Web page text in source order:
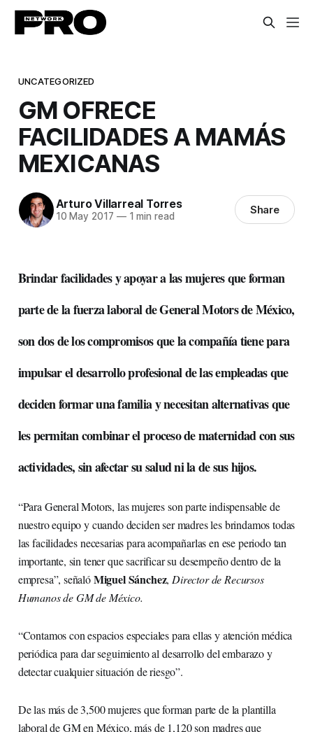
UNCATEGORIZED
GM OFRECE
FACILIDADES A MAMÁS
MEXICANAS
Arturo Villarreal Torres
10 May 2017 —1 min read Share
Brindar facilidades y apoyar a las mujeres que forman
parte de la fuerza laboral de General Motors de México,
son dos de los compromisos que la compañía tiene para
impulsar el desarrollo profesional de las empleadas que
deciden formar una familia y necesitan alternativas que
les permitan combinar el proceso de maternidad con sus
actividades, sin afectar su salud ni la de sus hijos.
“Para General Motors, las mujeres son parte indispensable de
nuestro equipo y cuando deciden ser madres les brindamos todas
las facilidades necesarias para acompañarlas en ese periodo tan
importante, sin tener que sacrificar su desempeño dentro de la
empresa”, señalóMiguel Sánchez, Director de Recursos
Humanos de GM de México.
“Contamos con espacios especiales para ellas y atención médica
periódica para dar seguimiento al desarrollo del embarazo y
detectar cualquier situación de riesgo”.
De las más de 3,500 mujeres que forman parte de la plantilla
laboral de GM en México, más de 1,120 son madres que